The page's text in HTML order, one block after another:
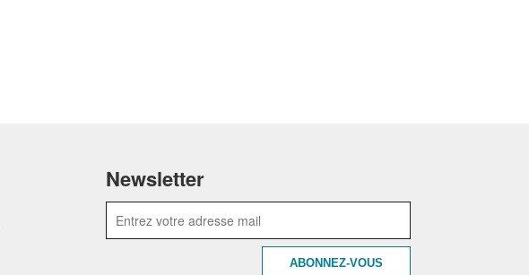
Newsletter